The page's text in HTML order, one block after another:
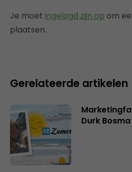
Je moet ingelogd zijn op om
plaatsen.
Gerelateerde artikelen
Durk Bosma